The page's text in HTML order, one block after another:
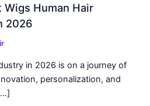
Wigs Human Hair
2026
in 2026 is on a journey of
personalization, and